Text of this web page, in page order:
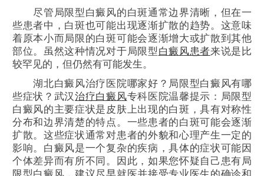
尽管局限型白癜风的白斑通常边界清晰，但在一
些患者中，白斑也可能出现逐渐扩散的趋势。这意味
着原本小而局限的白斑可能会逐渐增大或扩散到其他
部位。虽然这种情况对于局限型 白癜风患者来说是比
较罕见的，但仍然有可能发生。
湖北白癜风治疗医院哪家好？局限型白癜风有哪
些症状？武汉治疗白癜风专科医院温馨提示：局限型
白癜风的主要症状是皮肤上出现的白斑，具有对称性
分布和边界清楚的特点。一些患者的白斑可能会逐渐
扩散。这些症状通常对患者的外貌和心理产生一定的
影响。白癜风是一个复杂的疾病，具体的症状可能因
个体差异而有所不同。因此，如果您怀疑自己患有局